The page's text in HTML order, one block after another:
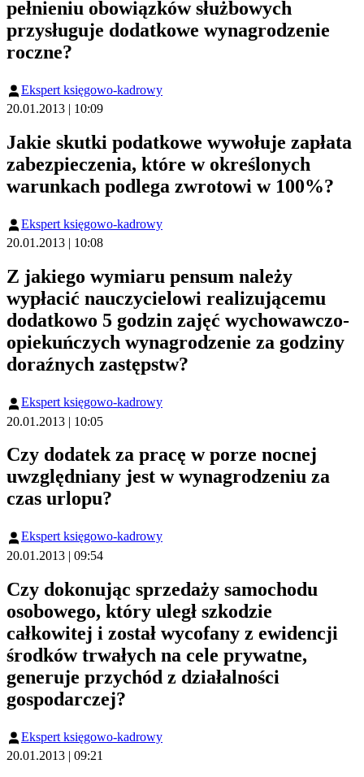
pełnieniu obowiązków służbowych
przysługuje dodatkowe wynagrodzenie
roczne?
Ekspert księgowo-kadrowy
20.01.2013 | 10:09
Jakie skutki podatkowe wywołuje zapłata
zabezpieczenia, które w określonych
warunkach podlega zwrotowi w 100%?
Ekspert księgowo-kadrowy
20.01.2013 | 10:08
Z jakiego wymiaru pensum należy
wypłacić nauczycielowi realizującemu
dodatkowo 5 godzin zajęć wychowawczo-
opiekuńczych wynagrodzenie za godziny
doraźnych zastępstw?
Ekspert księgowo-kadrowy
20.01.2013 | 10:05
Czy dodatek za pracę w porze nocnej
uwzględniany jest w wynagrodzeniu za
czas urlopu?
Ekspert księgowo-kadrowy
20.01.2013 | 09:54
Czy dokonując sprzedaży samochodu
osobowego, który uległ szkodzie
całkowitej i został wycofany z ewidencji
środków trwałych na cele prywatne,
generuje przychód z działalności
gospodarczej?
Ekspert księgowo-kadrowy
20.01.2013 | 09:21